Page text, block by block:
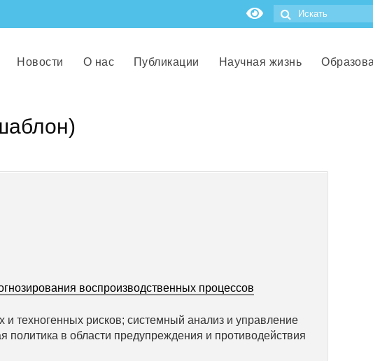
Новости О нас Публикации Научная жизнь
воспроизводственных процессов
и техногенных рисков; системный анализ и управление
политика в области предупреждения и противодействия